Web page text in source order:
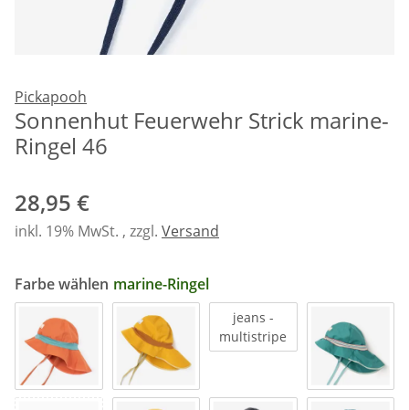
Pickapooh
Sonnenhut Feuerwehr Strick marine-
Ringel 46
28,95 €
inkl. 19% MwSt. , zzgl. Versand
Farbe wählen marine-Ringel
jeans -
multistripe